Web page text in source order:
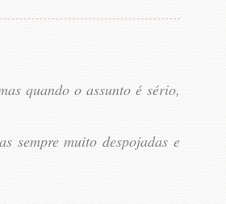
quando o assunto é sério,
sempre muito despojadas e